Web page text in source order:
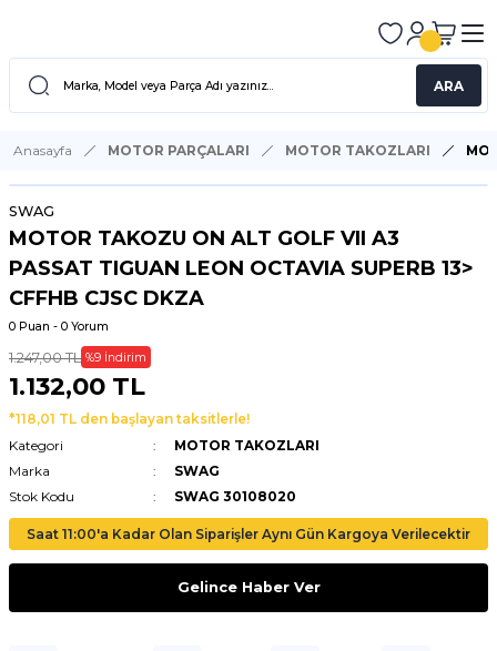
ARA
Anasayfa MOTOR PARÇALARI MOTOR TAKOZLARI
SWAG
MOTOR TAKOZU ON ALT GOLF VII A3
PASSAT TIGUAN LEON OCTAVIA SUPERB 13>
CFFHB CJSC DKZA
0 Puan - 0 Yorum
1.247,00 TL %9 İndirim
1.132,00 TL
*118,01 TL den başlayan taksitlerle!
Kategori
MOTOR TAKOZLARI
Marka
SWAG
Stok Kodu
SWAG 30108020
Saat 11:00'a Kadar Olan Siparişler Aynı Gün Kargoya Verilecektir
Gelince Haber Ver